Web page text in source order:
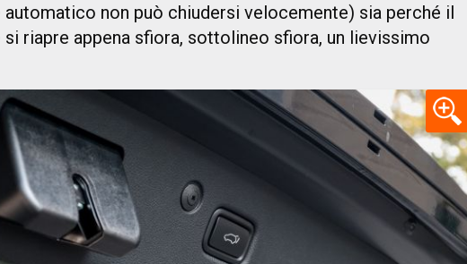
non può chiudersi velocemente) sia perché il
riapre appena sfiora, sottolineo sfiora, un lievissimo